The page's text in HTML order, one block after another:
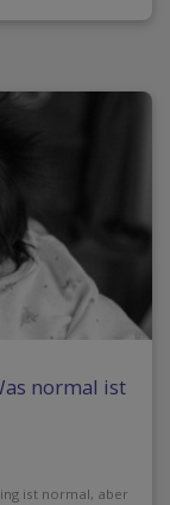
normal ist
ist normal, aber